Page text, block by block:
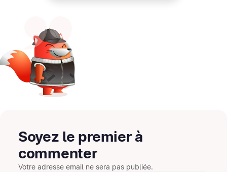
Soyez le premier à
commenter
Votre adresse email ne sera pas publiée.